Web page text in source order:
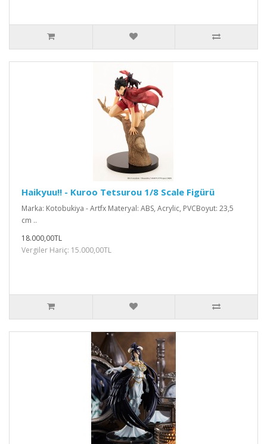
Haikyuu!! - Kuroo Tetsurou 1/8 Scale Figürü
Marka: Kotobukiya - Artfx Materyal: ABS, Acrylic, PVCBoyut: 23,5
cm ..
18.000,00TL
Vergiler Hariç: 15.000,00TL